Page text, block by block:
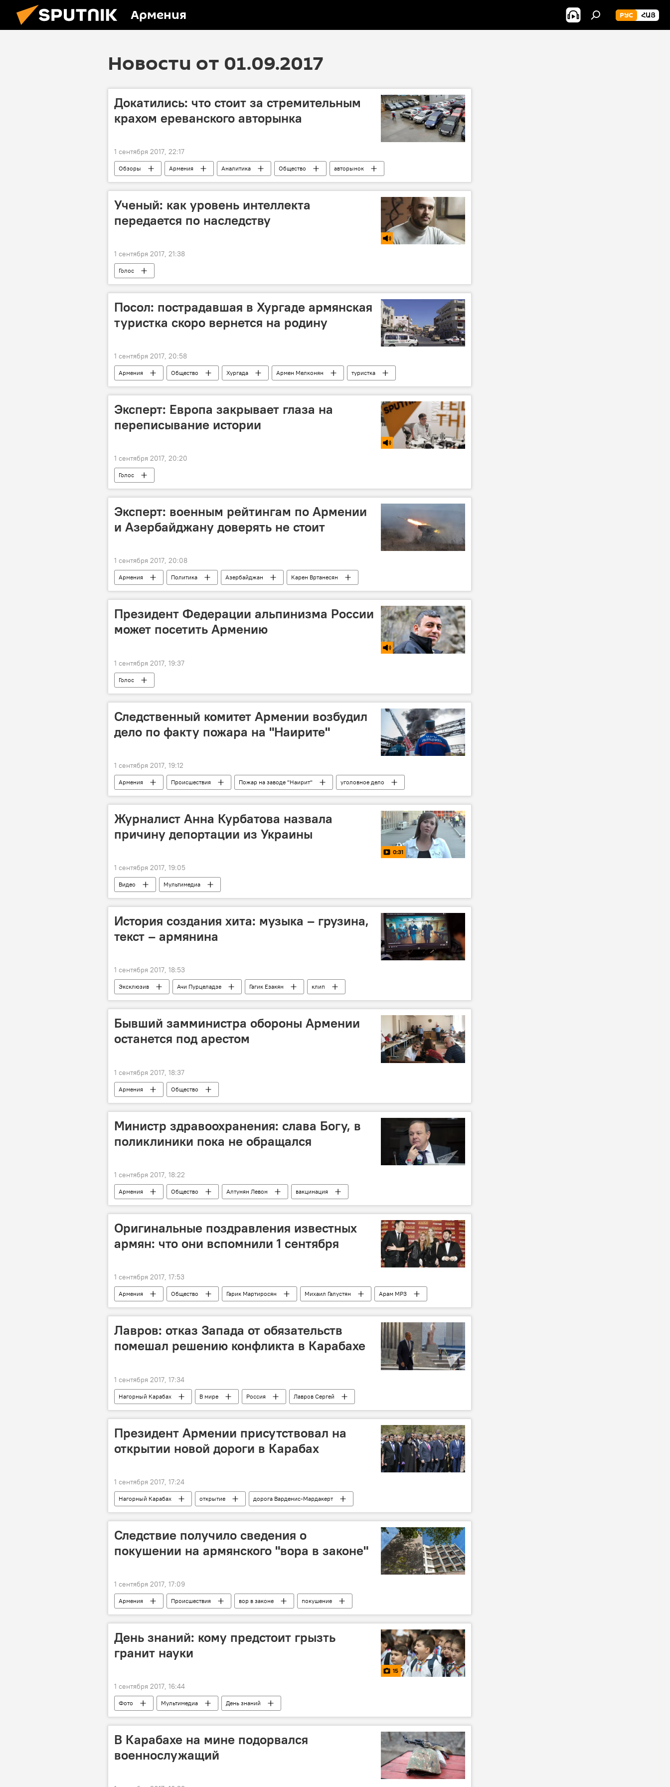
Армения РУС ՀԱՅ
Новости от 01.09.2017
Докатились: что стоит за стремительным
крахом ереванского авторынка
1 сентября 2017, 22:17
Обзоры Армения Аналитика Общество авторынок
Ученый: как уровень интеллекта
передается по наследству
1 сентября 2017, 21:38
Голос
Посол: пострадавшая в Хургаде армянская
туристка скоро вернется на родину
1 сентября 2017, 20:58
Армения Общество Хургада Армен Мелконян
туристка
здоровье
Эксперт: Европа закрывает глаза на
переписывание истории
1 сентября 2017, 20:20
Голос
Эксперт: военным рейтингам по Армении
и Азербайджану доверять не стоит
1 сентября 2017, 20:08
Армения Политика Азербайджан
Карен Вртанесян
рейтинг военной мощи
Президент Федерации альпинизма России
может посетить Армению
1 сентября 2017, 19:37
Голос
Следственный комитет Армении возбудил
дело по факту пожара на "Наирите"
1 сентября 2017, 19:12
Армения Происшествия Пожар на заводе "Наирит"
уголовное дело
Наирит
Следственный комитет
Журналист Анна Курбатова назвала
причину депортации из Украины
0:31
1 сентября 2017, 19:05
Видео Мультимедиа
История создания хита: музыка – грузина,
текст – армянина
1 сентября 2017, 18:53
Эксклюзив Ачи Пурцеладзе Гагик Езакян клип
Бывший замминистра обороны Армении
останется под арестом
1 сентября 2017, 18:37
Армения Общество
Министр здравоохранения: слава Богу, в
поликлиники пока не обращался
1 сентября 2017, 18:22
Армения Общество Алтунян Левон вакцинация
Оригинальные поздравления известных
армян: что они вспомнили 1 сентября
1 сентября 2017, 17:53
Армения Общество Гарик Мартиросян Михаил Галустян
Арам MP3
Зара
День знаний поздравление
Лавров: отказ Запада от обязательств
помешал решению конфликта в Карабахе
1 сентября 2017, 17:34
Нагорный Карабах В мире Россия
Лавров Сергей
карабахское урегулирование
Президент Армении присутствовал на
открытии новой дороги в Карабах
1 сентября 2017, 17:24
Нагорный Карабах открытие дорога Варденис-Мардакерт
Следствие получило сведения о
покушении на армянского "вора в законе"
1 сентября 2017, 17:09
Армения Происшествия вор в законе
покушение
Следственный комитет
День знаний: кому предстоит грызть
гранит науки
15
1 сентября 2017, 16:44
Фото Мультимедиа День знаний
В Карабахе на мине подорвался
военнослужащий